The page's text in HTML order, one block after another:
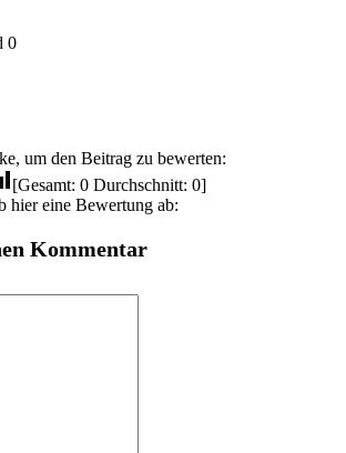
0
um den Beitrag zu bewerten:
[Gesamt: 0Durchschnitt: 0]
hier eine Bewertung ab:
Kommentar